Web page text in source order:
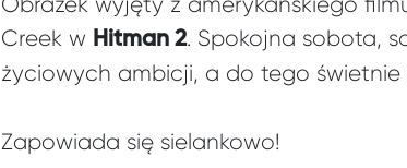
Creek w Hitman 2. Spokojna sobota,
życiowych ambicji, a do tego
Zapowiada się sielankowo!